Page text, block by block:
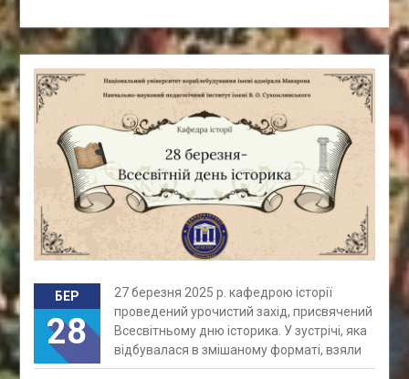
БЕР
28
27 березня 2025 р. кафедрою історії
проведений урочистий захід, присвячений
Всесвітньому дню історика. У зустрічі, яка
відбувалася в змішаному форматі, взяли